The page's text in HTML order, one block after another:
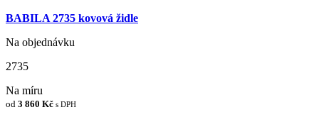
BABILA 2735 kovová židle
Na objednávku
2735
Na míru
od 3 860 Kč s DPH